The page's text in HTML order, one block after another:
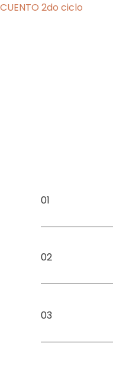
CUENTO 2do ciclo
01
02
03